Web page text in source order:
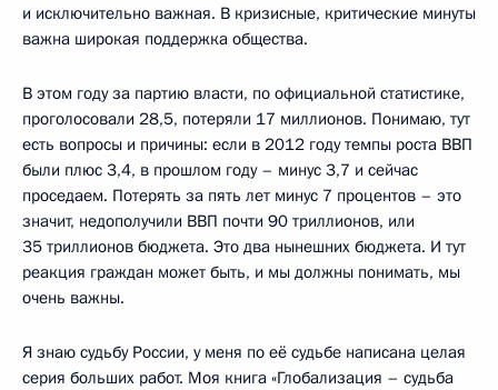
и исключительно важная. В кризисные, критические минуты
важна широкая поддержка общества.
В этом году за партию власти, по официальной статистике,
проголосовали 28,5, потеряли 17 миллионов. Понимаю, тут
есть вопросы и причины: если в 2012 году темпы роста ВВП
были плюс 3,4, в прошлом году – минус 3,7 и сейчас
проседаем. Потерять за пять лет минус 7 процентов – это
значит, недополучили ВВП почти 90 триллионов, или
35 триллионов бюджета. Это два нынешних бюджета. И тут
реакция граждан может быть, и мы должны понимать, мы
очень важны.
Я знаю судьбу России, у меня по её судьбе написана целая
серия больших работ. Моя книга «Глобализация – судьба